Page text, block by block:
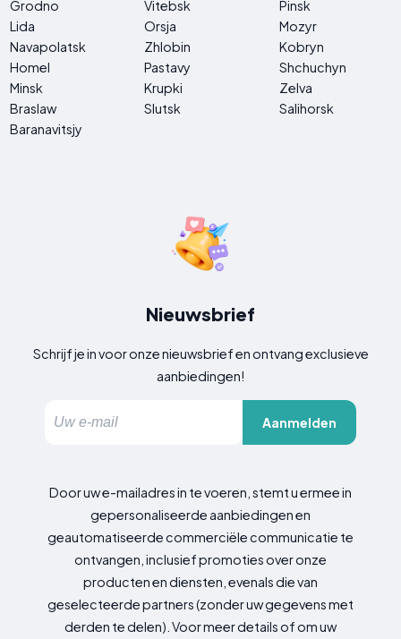
Grodno Vitebsk
Pinsk
Lida
Orsja
Mozyr
Navapolatsk
Zhlobin
Kobryn
Homel
Pastavy
Shchuchyn
Minsk
Krupki
Zelva
Braslaw
Slutsk
Salihorsk
Baranavitsjy
Nieuwsbrief
Schrijf je in voor onze nieuwsbrief en ontvang exclusieve
aanbiedingen!
Aanmelden
Door uw e-mailadres in te voeren, stemt u ermee in
gepersonaliseerde aanbiedingen en
geautomatiseerde commerciële communicatie te
ontvangen, inclusief promoties over onze
producten en diensten, evenals die van
geselecteerde partners (zonder uw gegevens met
derden te delen). Voor meer details of om uw